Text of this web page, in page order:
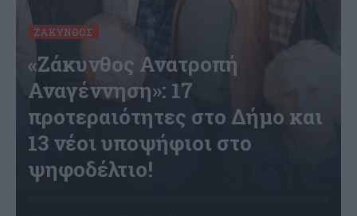
ΖΆΚΥΝΘΟΣ
«Ζάκυνθος Ανατροπή
Αναγέννηση»: 17
προτεραιότητες στο Δήμο και
13 νέοι υποψήφιοι στο
ψηφοδέλτιο!